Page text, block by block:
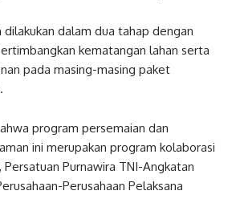
dilakukan dalam dua tahap dengan
kematangan lahan serta
pada masing-masing paket
program persemaian dan
ini merupakan program kolaborasi
Persatuan Purnawira TNI-Angkatan
Perusahaan Pelaksana